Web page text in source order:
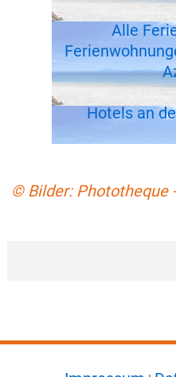
Alle
Hotels an
© Bilder: Phototheque